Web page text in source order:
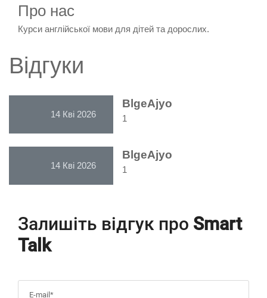
Про нас
Курси англійської мови для дітей та дорослих.
Відгуки
14 Кві 2026
BlgeAjyo
1
14 Кві 2026
BlgeAjyo
1
Залишіть відгук про Smart
Talk